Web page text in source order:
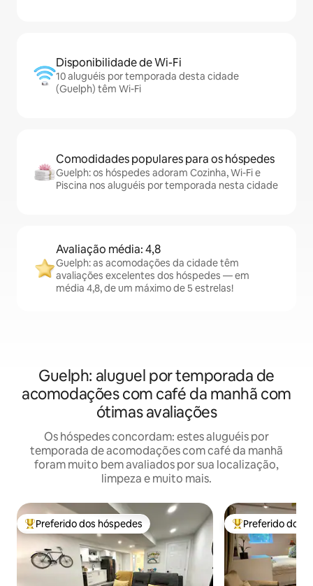
Disponibilidade de Wi-Fi
10 aluguéis por temporada desta cidade
(Guelph) têm Wi-Fi
Comodidades populares para os hóspedes
Guelph: os hóspedes adoram Cozinha, Wi-Fi e
Piscina nos aluguéis por temporada nesta cidade
Avaliação média: 4,8
Guelph: as acomodações da cidade têm
avaliações excelentes dos hóspedes — em
média 4,8, de um máximo de 5 estrelas!
Guelph: aluguel por temporada de
acomodações com café da manhã com
ótimas avaliações
Os hóspedes concordam: estes aluguéis por
temporada de acomodações com café da manhã
foram muito bem avaliados por sua localização,
limpeza e muito mais.
Entre os melhores preferidos dos hóspedes
Preferido dos hóspedes Entre os
Preferido dos